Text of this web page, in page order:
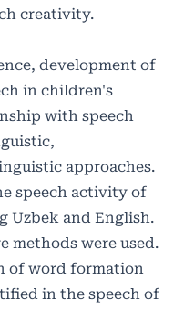
creativity.
development of
in children's
with speech
approaches.
speech activity of
Uzbek and English.
methods were used.
of word formation
in the speech of